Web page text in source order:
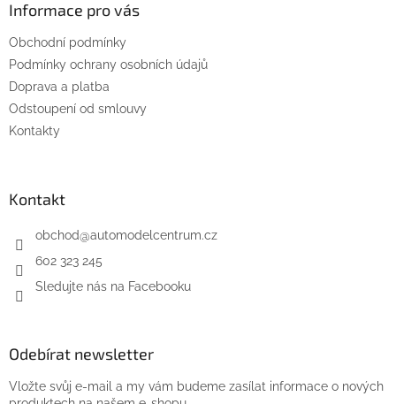
Informace pro vás
Obchodní podmínky
Podmínky ochrany osobních údajů
Doprava a platba
Odstoupení od smlouvy
Kontakty
Kontakt
obchod@automodelcentrum.cz
602 323 245
Sledujte nás na Facebooku
Odebírat newsletter
Vložte svůj e-mail a my vám budeme zasílat informace o nových